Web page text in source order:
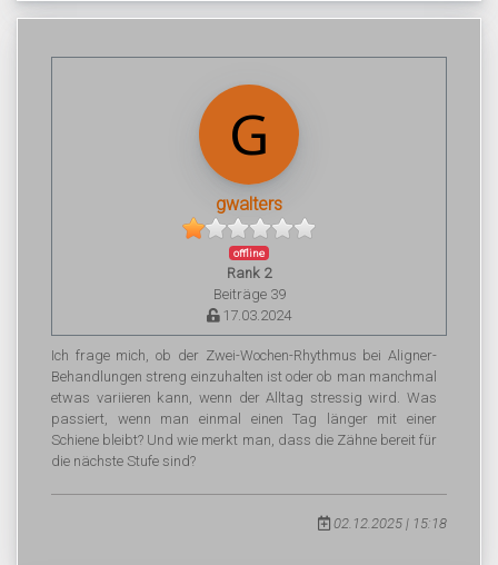
gwalters
offline
Rank 2
Beiträge 39
17.03.2024
Ich frage mich, ob der Zwei-Wochen-Rhythmus bei Aligner-
Behandlungen streng einzuhalten ist oder ob man manchmal
etwas variieren kann, wenn der Alltag stressig wird. Was
passiert, wenn man einmal einen Tag länger mit einer
Schiene bleibt? Und wie merkt man, dass die Zähne bereit für
die nächste Stufe sind?
02.12.2025 | 15:18